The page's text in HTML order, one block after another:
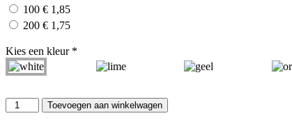
100 € 1,85
200 € 1,75
Kies een kleur*
Toevoegen aan winkelwagen